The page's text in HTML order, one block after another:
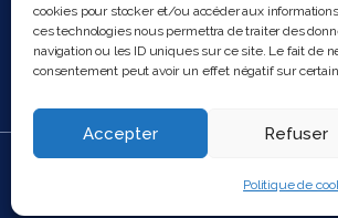
cookies pour stocker et/ou accéder aux
ces technologies nous permettra de traiter des
navigation ou les ID uniques sur ce site. Le fait de
consentement peut avoir un effet négatif sur
Accepter Refuser
Politique de